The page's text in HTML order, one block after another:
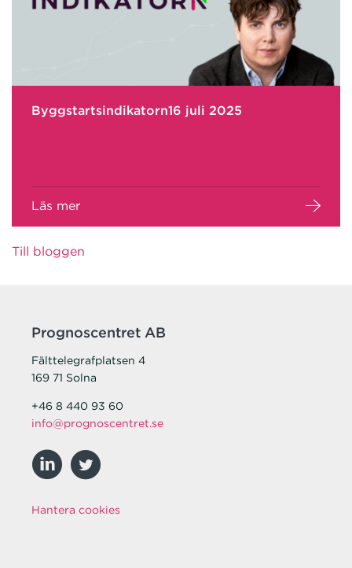
Byggstartsindikatorn16 juli 2025
Läs mer
Till bloggen
Prognoscentret AB
Fälttelegrafplatsen 4
169 71 Solna
+46 8 440 93 60
info@prognoscentret.se
Hantera cookies